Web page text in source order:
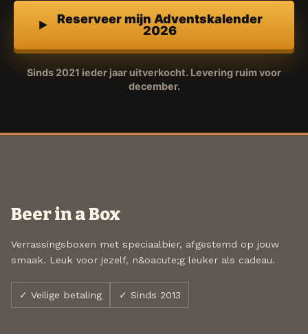
Reserveer mijn Adventskalender
2026
Sinds 2021 ieder jaar uitverkocht. Levering ruim voor
december.
Beer in a Box
Verrassingsboxen met speciaalbier, afgestemd op jouw
smaak. Leuk voor jezelf, n&oacute;g leuker als cadeau.
✓ Veilige betaling ✓ Sinds 2013